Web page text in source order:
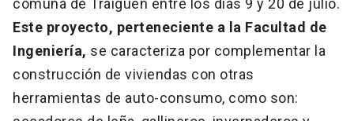
comuna de Traiguén entre los días 9 y 20 de julio.
Este proyecto, perteneciente a la Facultad de
Ingeniería, se caracteriza por complementar la
construcción de viviendas con otras
herramientas de auto-consumo, como son: